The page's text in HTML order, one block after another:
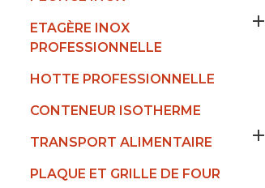
ETAGÈRE INOX
PROFESSIONNELLE

HOTTE PROFESSIONNELLE
CONTENEUR ISOTHERME
TRANSPORT ALIMENTAIRE 
PLAQUE ET GRILLE DE FOUR